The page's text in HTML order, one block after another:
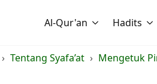
Al-Qur'an Hadits
Tentang Syafa’at Mengetuk